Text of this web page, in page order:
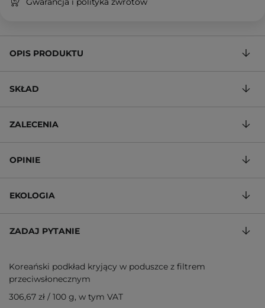
OPIS PRODUKTU
SKŁAD
ZALECENIA
OPINIE
EKOLOGIA
ZADAJ PYTANIE
Koreański podkład kryjący w poduszce z filtrem
przeciwsłonecznym
306,67 zł / 100 g, w tym VAT